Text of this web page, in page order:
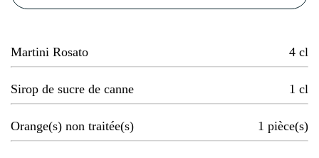
Martini Rosato 4 cl
Sirop de sucre de canne 1 cl
Orange(s) non traitée(s) 1 pièce(s)